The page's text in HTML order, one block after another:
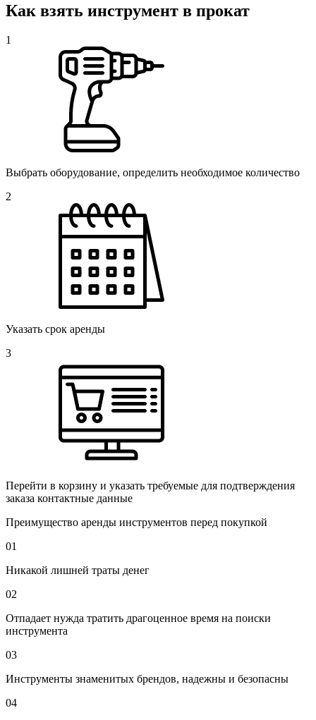
Как взять инструмент в прокат
1
Выбрать оборудование, определить необходимое количество
2
Указать срок аренды
3
Перейти в корзину и указать требуемые для подтверждения
заказа контактные данные
Преимущество аренды инструментов перед покупкой
01
Никакой лишней траты денег
02
Отпадает нужда тратить драгоценное время на поиски
инструмента
03
Инструменты знаменитых брендов, надежны и безопасны
04